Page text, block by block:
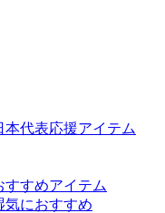
代表応援アイテム
すめアイテム
気におすすめ